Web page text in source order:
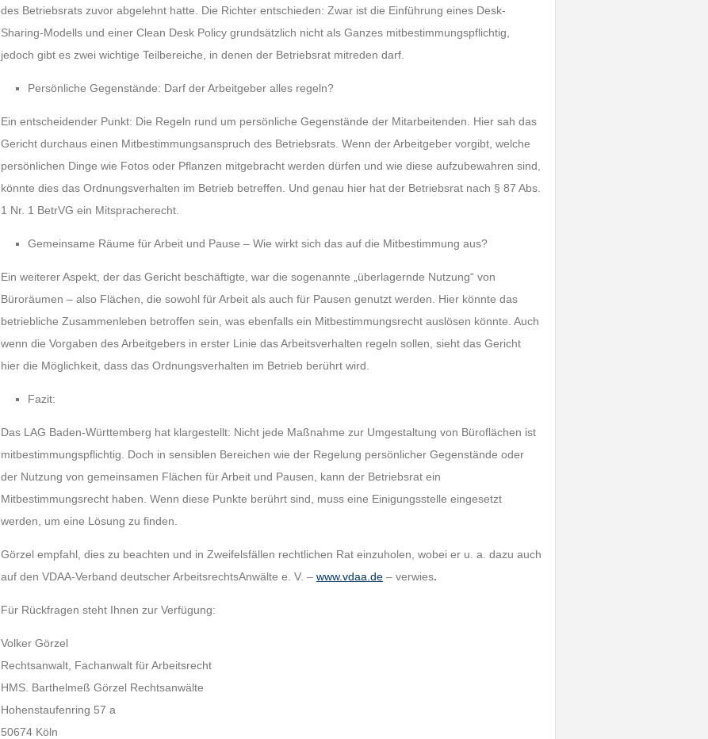
des Betriebsrats zuvor abgelehnt hatte. Die Richter entschieden: Zwar ist die Einführung eines Desk-
Sharing-Modells und einer Clean Desk Policy grundsätzlich nicht als Ganzes mitbestimmungspflichtig,
jedoch gibt es zwei wichtige Teilbereiche, in denen der Betriebsrat mitreden darf.
Persönliche Gegenstände: Darf der Arbeitgeber alles regeln?
Ein entscheidender Punkt: Die Regeln rund um persönliche Gegenstände der Mitarbeitenden. Hier sah das
Gericht durchaus einen Mitbestimmungsanspruch des Betriebsrats. Wenn der Arbeitgeber vorgibt, welche
persönlichen Dinge wie Fotos oder Pflanzen mitgebracht werden dürfen und wie diese aufzubewahren sind,
könnte dies das Ordnungsverhalten im Betrieb betreffen. Und genau hier hat der Betriebsrat nach § 87 Abs.
1 Nr. 1 BetrVG ein Mitspracherecht.
Gemeinsame Räume für Arbeit und Pause – Wie wirkt sich das auf die Mitbestimmung aus?
Ein weiterer Aspekt, der das Gericht beschäftigte, war die sogenannte „überlagernde Nutzung“ von
Büroräumen – also Flächen, die sowohl für Arbeit als auch für Pausen genutzt werden. Hier könnte das
betriebliche Zusammenleben betroffen sein, was ebenfalls ein Mitbestimmungsrecht auslösen könnte. Auch
wenn die Vorgaben des Arbeitgebers in erster Linie das Arbeitsverhalten regeln sollen, sieht das Gericht
hier die Möglichkeit, dass das Ordnungsverhalten im Betrieb berührt wird.
Fazit:
Das LAG Baden-Württemberg hat klargestellt: Nicht jede Maßnahme zur Umgestaltung von Büroflächen ist
mitbestimmungspflichtig. Doch in sensiblen Bereichen wie der Regelung persönlicher Gegenstände oder
der Nutzung von gemeinsamen Flächen für Arbeit und Pausen, kann der Betriebsrat ein
Mitbestimmungsrecht haben. Wenn diese Punkte berührt sind, muss eine Einigungsstelle eingesetzt
werden, um eine Lösung zu finden.
Görzel empfahl, dies zu beachten und in Zweifelsfällen rechtlichen Rat einzuholen, wobei er u. a. dazu auch
auf den VDAA-Verband deutscher ArbeitsrechtsAnwälte e. V. –www.vdaa.de – verwies.
Für Rückfragen steht Ihnen zur Verfügung:
Volker Görzel
Rechtsanwalt, Fachanwalt für Arbeitsrecht
HMS. Barthelmeß Görzel Rechtsanwälte
Hohenstaufenring 57 a
50674 Köln